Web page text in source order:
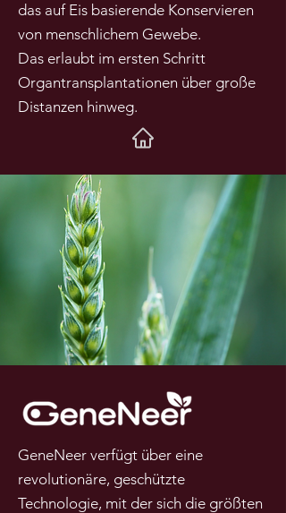
das auf Eis basierende Konservieren
von menschlichem Gewebe.
Das erlaubt im ersten Schritt
Organtransplantationen über große
Distanzen hinweg.
GeneNeer verfügt über eine
revolutionäre, geschützte
Technologie, mit der sich die größten